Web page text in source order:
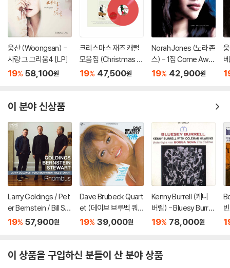
웅산 (Woongsan) -
사랑 그 그리움4 [LP]
19% 58,100원
크리스마스 재즈 캐럴
모음집 (Christmas Ja
zz) [투명 레드 컬러 L
19% 47,500원
Norah Jones (노라 존
스) - 1집 Come Awa
y With Me (20th Ann
19% 42,900원
이 분야 신상품
Larry Goldings / Pet
er Bernstein / Bill St
ewart (래리 골딩스 /
[LP]
19% 57,900원
Dave Brubeck Quart
et (데이브 브루벡 쿼
텟) - Angel Eyes [L
19% 39,000원
Kenny Burrell (케니
버렐) - Bluesy Burrell
[LP]
19% 78,000원
k
이 상품을 구입하신 분들이 산 분야 상품